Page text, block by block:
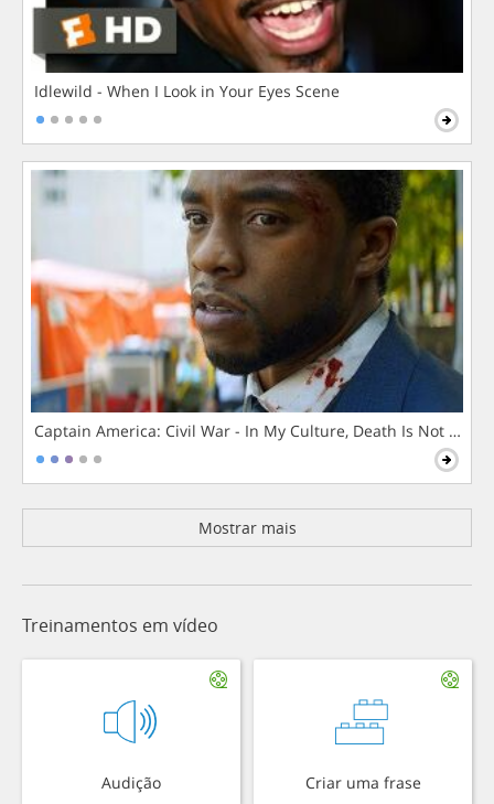
Idlewild - When I Look in Your Eyes Scene
Captain America: Civil War - In My Culture, Death Is Not The
Mostrar mais
Treinamentos em vídeo
Audição Criar uma frase